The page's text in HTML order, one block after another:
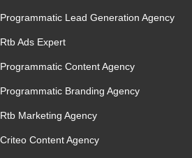
Programmatic Lead Generation Agency
Rtb Ads Expert
Programmatic Content Agency
Programmatic Branding Agency
Rtb Marketing Agency
Criteo Content Agency